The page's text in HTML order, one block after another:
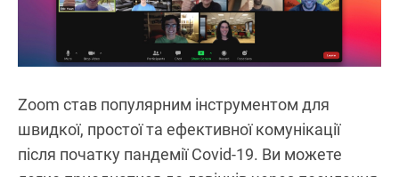
Zoom став популярним інструментом для
швидкої, простої та ефективної комунікації
після початку пандемії Covid-19. Ви можете